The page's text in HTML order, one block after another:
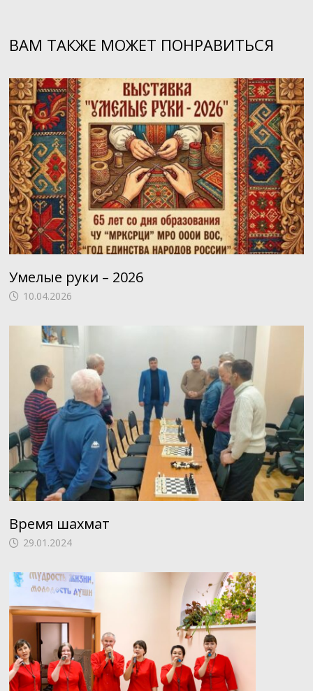
ВАМ ТАКЖЕ МОЖЕТ ПОНРАВИТЬСЯ
Умелые руки – 2026
10.04.2026
Время шахмат
29.01.2024